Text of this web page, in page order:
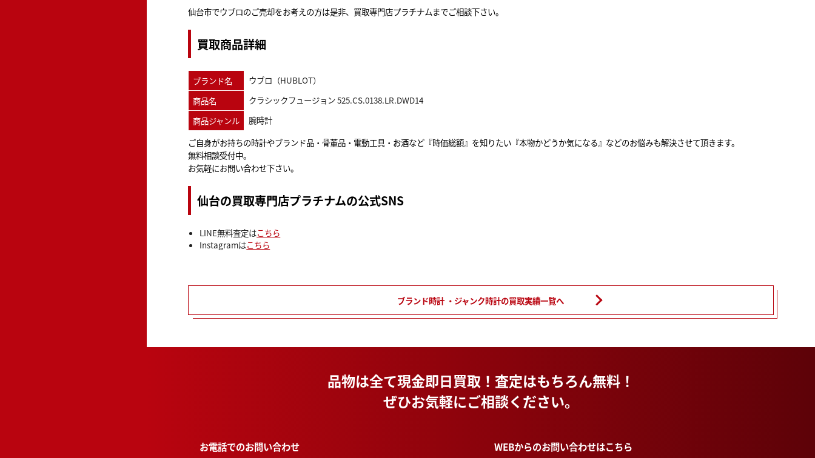
仙台市でウブロのご売却をお考えの方は是非、買取専門店プラチナムまでご相談下さい。
買取商品詳細
ブランド名
ウブロ（HUBLOT）
商品名
クラシックフュージョン 525.CS.0138.LR.DWD14
商品ジャンル
腕時計
ご自身がお持ちの時計やブランド品・骨董品・電動工具・お酒など『時価総額』を知りたい『本物かどうか気になる』などのお悩みも解決させて頂きます。
無料相談受付中。
お気軽にお問い合わせ下さい。
仙台の買取専門店プラチナムの公式SNS
LINE無料査定はこちら
Instagramはこちら
ブランド時計 ・ジャンク時計の買取実績一覧へ
品物は全て現金即日買取！ 査定はもちろん無料！
ぜひお気軽にご相談ください。
お電話でのお問い合わせ WEBからのお問い合わせはこちら